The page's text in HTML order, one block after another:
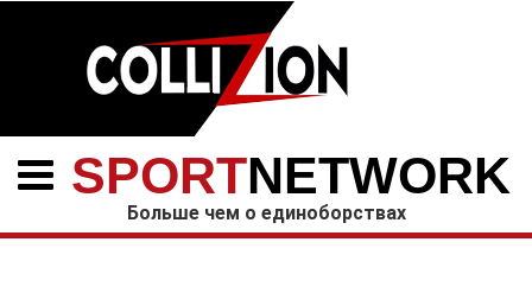
SPORTNETWORK
Больше чем о единоборствах